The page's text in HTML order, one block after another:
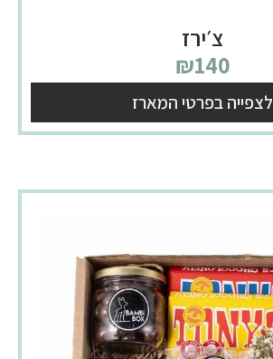
צ׳ירז
₪140
לצפייה בפרטי המארז